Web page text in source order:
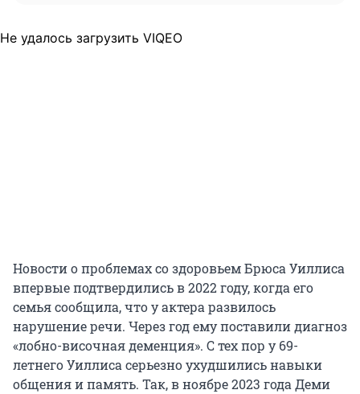
Не удалось загрузить VIQEO
Новости о проблемах со здоровьем Брюса Уиллиса
впервые подтвердились в 2022 году, когда его
семья сообщила, что у актера развилось
нарушение речи. Через год ему поставили диагноз
«лобно-височная деменция». С тех пор у 69-
летнего Уиллиса серьезно ухудшились навыки
общения и память. Так, в ноябре 2023 года Деми